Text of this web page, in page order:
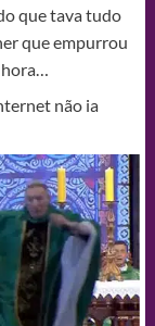
que tava tudo
que empurrou
hora…
não ia